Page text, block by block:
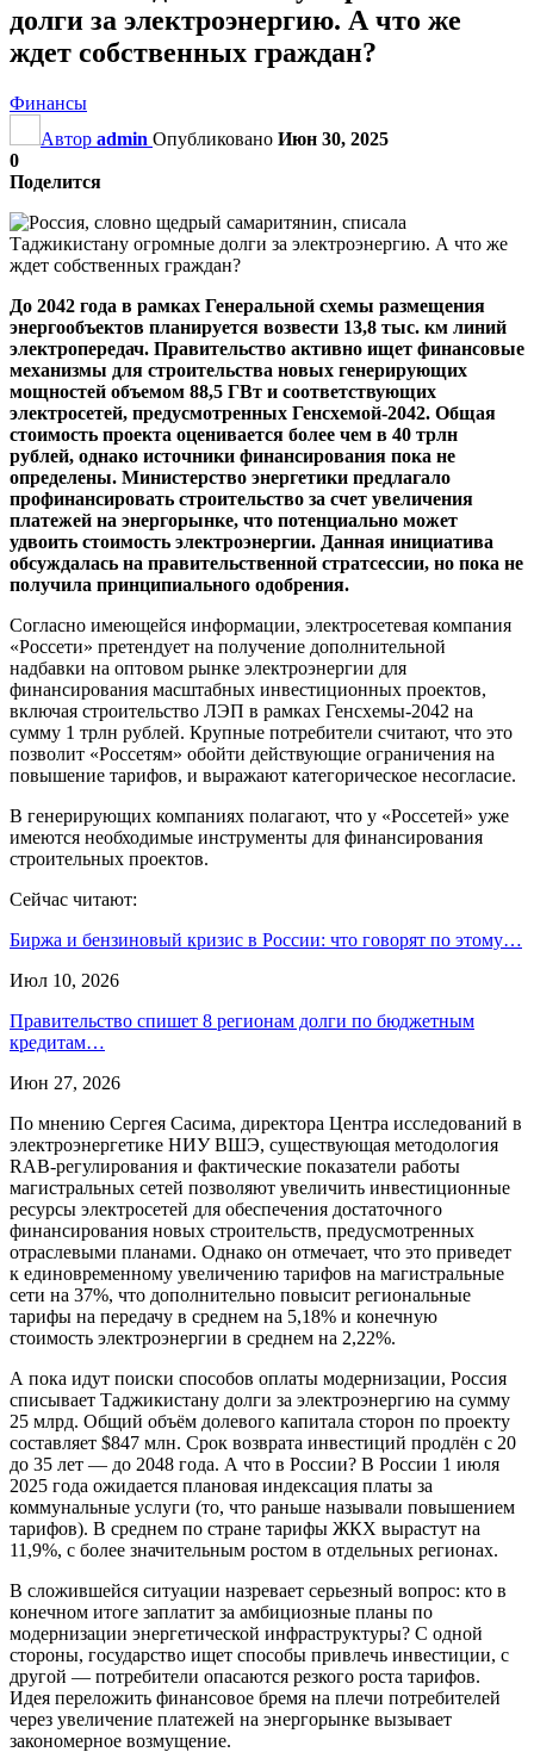
долги за электроэнергию. А что же
ждет собственных граждан?
Финансы
Автор admin Опубликовано Июн 30, 2025
0
Поделится
До 2042 года в рамках Генеральной схемы размещения
энергообъектов планируется возвести 13,8 тыс. км линий
электропередач. Правительство активно ищет финансовые
механизмы для строительства новых генерирующих
мощностей объемом 88,5 ГВт и соответствующих
электросетей, предусмотренных Генсхемой-2042. Общая
стоимость проекта оценивается более чем в 40 трлн
рублей, однако источники финансирования пока не
определены. Министерство энергетики предлагало
профинансировать строительство за счет увеличения
платежей на энергорынке, что потенциально может
удвоить стоимость электроэнергии. Данная инициатива
обсуждалась на правительственной стратсессии, но пока не
получила принципиального одобрения.
Согласно имеющейся информации, электросетевая компания
«Россети» претендует на получение дополнительной
надбавки на оптовом рынке электроэнергии для
финансирования масштабных инвестиционных проектов,
включая строительство ЛЭП в рамках Генсхемы-2042 на
сумму 1 трлн рублей. Крупные потребители считают, что это
позволит «Россетям» обойти действующие ограничения на
повышение тарифов, и выражают категорическое несогласие.
В генерирующих компаниях полагают, что у «Россетей» уже
имеются необходимые инструменты для финансирования
строительных проектов.
Сейчас читают:
Биржа и бензиновый кризис в России: что говорят по этому…
Июл 10, 2026
Правительство спишет 8 регионам долги по бюджетным
кредитам…
Июн 27, 2026
По мнению Сергея Сасима, директора Центра исследований в
электроэнергетике НИУ ВШЭ, существующая методология
RAB-регулирования и фактические показатели работы
магистральных сетей позволяют увеличить инвестиционные
ресурсы электросетей для обеспечения достаточного
финансирования новых строительств, предусмотренных
отраслевыми планами. Однако он отмечает, что это приведет
к единовременному увеличению тарифов на магистральные
сети на 37%, что дополнительно повысит региональные
тарифы на передачу в среднем на 5,18% и конечную
стоимость электроэнергии в среднем на 2,22%.
А пока идут поиски способов оплаты модернизации, Россия
списывает Таджикистану долги за электроэнергию на сумму
25 млрд. Общий объём долевого капитала сторон по проекту
составляет $847 млн. Срок возврата инвестиций продлён с 20
до 35 лет — до 2048 года. А что в России? В России 1 июля
2025 года ожидается плановая индексация платы за
коммунальные услуги (то, что раньше называли повышением
тарифов). В среднем по стране тарифы ЖКХ вырастут на
11,9%, с более значительным ростом в отдельных регионах.
В сложившейся ситуации назревает серьезный вопрос: кто в
конечном итоге заплатит за амбициозные планы по
модернизации энергетической инфраструктуры? С одной
стороны, государство ищет способы привлечь инвестиции, с
другой — потребители опасаются резкого роста тарифов.
Идея переложить финансовое бремя на плечи потребителей
через увеличение платежей на энергорынке вызывает
закономерное возмущение.